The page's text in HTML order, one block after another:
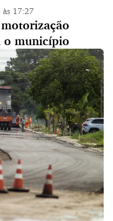
às 17:27
o município